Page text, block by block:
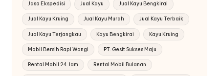
Jasa Ekspedisi Jual Kayu Jual Kayu Bengkirai
Jual Kayu Kruing Jual Kayu Murah Jual Kayu Terbaik
Jual Kayu Terjangkau Kayu Bengkirai Kayu Kruing
Mobil Bersih Rapi Wangi PT. Gesit Sukses Maju
Rental Mobil 24 Jam Rental Mobil Bulanan